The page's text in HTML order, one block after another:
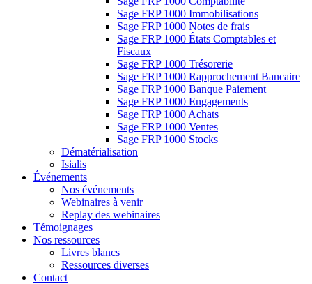
Sage FRP 1000 Immobilisations
Sage FRP 1000 Notes de frais
Sage FRP 1000 États Comptables et
Fiscaux
Sage FRP 1000 Trésorerie
Sage FRP 1000 Rapprochement Bancaire
Sage FRP 1000 Banque Paiement
Sage FRP 1000 Engagements
Sage FRP 1000 Achats
Sage FRP 1000 Ventes
Sage FRP 1000 Stocks
Dématérialisation
Isialis
Événements
Nos événements
Webinaires à venir
Replay des webinaires
Témoignages
Nos ressources
Livres blancs
Ressources diverses
Contact